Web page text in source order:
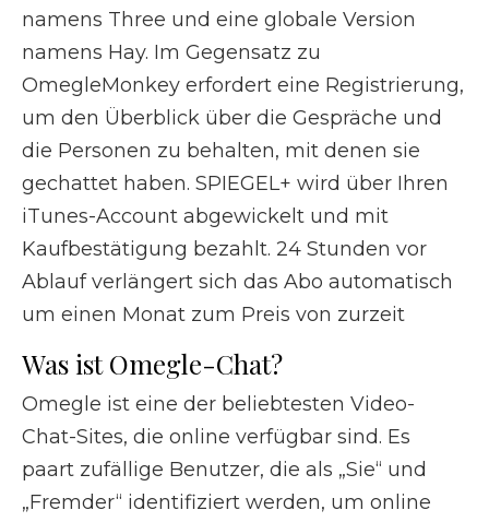
namens Three und eine globale Version
namens Hay. Im Gegensatz zu
OmegleMonkey erfordert eine Registrierung,
um den Überblick über die Gespräche und
die Personen zu behalten, mit denen sie
gechattet haben. SPIEGEL+ wird über Ihren
iTunes-Account abgewickelt und mit
Kaufbestätigung bezahlt. 24 Stunden vor
Ablauf verlängert sich das Abo automatisch
um einen Monat zum Preis von zurzeit
Was ist Omegle-Chat?
Omegle ist eine der beliebtesten Video-
Chat-Sites, die online verfügbar sind. Es
paart zufällige Benutzer, die als „Sie“ und
„Fremder“ identifiziert werden, um online